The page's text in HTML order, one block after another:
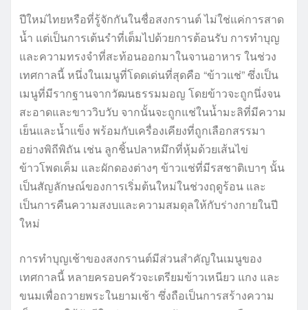
ปีใหม่ไทยหรือที่รู้จักกันในชื่อสงกรานต์ ไม่ใช่แค่การสาด
น้ำ แต่เป็นการเต้นรำที่เต็มไปด้วยการต้อนรับ การทำบุญ
และความทรงจำที่สะท้อนออกมาในจานอาหาร ในช่วง
เทศกาลนี้ หนึ่งในเมนูที่โดดเด่นที่สุดคือ “ข้าวแช่” ซึ่งเป็น
เมนูที่มีรากฐานจากวัฒนธรรมมอญ โดยข้าวจะถูกนึ่งจน
สะอาดและขาววิบวับ จากนั้นจะถูกแช่ในน้ำมะลิที่มีความ
เย็นและน้ำแข็ง พร้อมกับเครื่องเคียงที่ถูกเลือกสรรมา
อย่างพิถีพิถัน เช่น ลูกชิ้นปลาหมึกที่หุ้มด้วยเส้นไข่
ข้าวโพดเค็ม และผักดองต่างๆ ข้าวแช่ที่มีรสชาติเบาๆ นั้น
เป็นสัญลักษณ์ของการเริ่มต้นใหม่ในช่วงฤดูร้อน และ
เป็นการคืนความสงบและความสมดุลให้กับร่างกายในปี
ใหม่
การทำบุญเช้าของสงกรานต์มีส่วนสำคัญในเมนูของ
เทศกาลนี้ หลายครอบครัวจะเตรียมข้าวเหนียว แกง และ
ขนมเพื่อถวายพระในยามเช้า ซึ่งถือเป็นการสร้างความ